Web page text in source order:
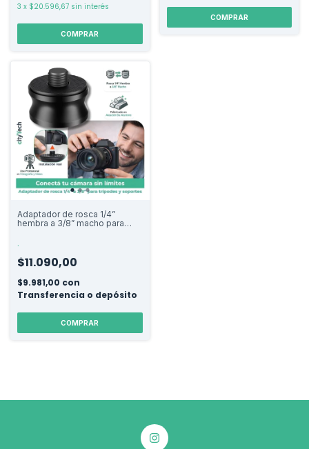
3 x $20.596,67 sin interés
COMPRAR
COMPRAR
Adaptador de rosca 1/4”
hembra a 3/8” macho para
.
$11.090,00
$9.981,00 con
Transferencia o depósito